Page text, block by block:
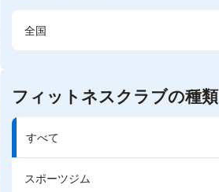
全国
フィットネスクラブの種類
すべて
スポーツジム